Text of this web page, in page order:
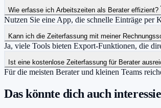
Wie erfasse ich Arbeitszeiten als Berater effizient?
Nutzen Sie eine App, die schnelle Einträge per
Kann ich die Zeiterfassung mit meiner
Ja, viele Tools bieten Export-Funktionen, die
Ist eine kostenlose Zeiterfassung für Berater
Für die meisten Berater und kleinen Teams
Das könnte dich auch